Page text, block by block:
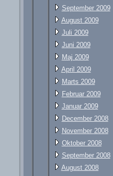
September 2009
August 2009
Juli 2009
Juni 2009
Maj 2009
April 2009
Marts 2009
Februar 2009
Januar 2009
December 2008
November 2008
Oktober 2008
September 2008
August 2008